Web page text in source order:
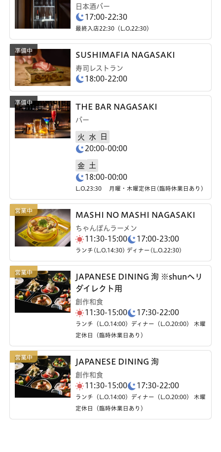
日本酒バー
17:00-22:30
最終入店22:30（L.O.22:30）
SUSHIMAFIA NAGASAKI
寿司レストラン
18:00-22:00
THE BAR NAGASAKI
バー
火 水
日
20:00-00:00
金
土
18:00-00:00
L.O.23:30 月曜・木曜定休日(臨時休業日あり)
MASHI NO MASHI NAGASAKI
ちゃんぽんラーメン
11:30-15:00 17:00-23:00
ランチ(L.O.14:30) ディナー(L.O.22:30)
JAPANESE DINING 洵 ※shunへリ
ダイレクト用
創作和食
11:30-15:00 17:30-22:00
ランチ（L.O.14:00）ディナー（L.O.20:00） 木曜
定休日（臨時休業日あり）
JAPANESE DINING 洵
創作和食
11:30-15:00 17:30-22:00
ランチ（L.O.14:00）ディナー（L.O.20:00） 木曜
定休日（臨時休業日あり）